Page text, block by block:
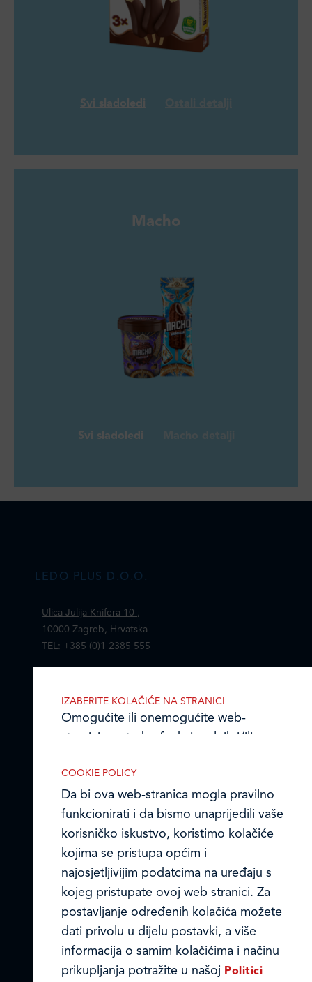
Svi sladoledi
Macho
Svi sladoledi
LEDO PLUS D.O.O.
Ulica Julija Knifera 10 ,
10000 Zagreb, Hrvatska
TEL: +385 (0)1 2385 555
OIB 07179054100
Matični broj (MB): 4938763
Ledo u inozemstvu
Online formular
Obavijest o Privatnosti i Kolačići
Privacy notice and Cookies
© LEDO plus d.o.o. 2026.
COOKIE POLICY
Da bi ova web-stranica mogla pravilno
funkcionirati i da bismo unaprijedili vaše
korisničko iskustvo, koristimo kolačiće
kojima se pristupa općim i
najosjetljivijim podatcima na uređaju s
kojeg pristupate ovoj web stranici. Za
postavljanje određenih kolačića možete
dati privolu u dijelu postavki, a više
informacija o samim kolačićima i načinu
prikupljanja potražite u našoj Politici
IZABERITE KOLAČIĆE NA STRANICI
Omogućite ili onemogućite web-
stranici upotrebu funkcionalnih i/ili
Nužni (tehnički) kolačići
Nužni kolačići omogućuju osnovne
funkcionalnosti. Bez ovih kolačića, web-
stranica ne može pravilno funkcionirati,
a isključiti ih možete mijenjanjem
postavki u svome web-pregledniku.